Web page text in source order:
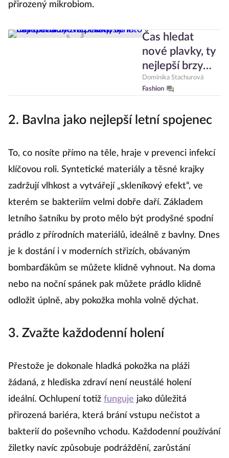
přirozený mikrobiom.
Čas hledat
nové plavky, ty
nejlepší brzy
zmizí! Letošní
léto navíc
nečekaný střih
Dominika Stachurová
Fashion
2. Bavlna jako nejlepší letní spojenec
To, co nosíte přímo na těle, hraje v prevenci infekcí
klíčovou roli. Syntetické materiály a těsné krajky
zadržují vlhkost a vytvářejí „skleníkový efekt“, ve
kterém se bakteriím velmi dobře daří. Základem
letního šatníku by proto mělo být prodyšné spodní
prádlo z přírodních materiálů, ideálně z bavlny. Dnes
je k dostání i v moderních střizích, obávaným
bombarďákům se můžete klidně vyhnout. Na doma
nebo na noční spánek pak můžete prádlo klidně
odložit úplně, aby pokožka mohla volně dýchat.
3. Zvažte každodenní holení
Přestože je dokonale hladká pokožka na pláži
žádaná, z hlediska zdraví není neustálé holení
ideální. Ochlupení totiž funguje jako důležitá
přirozená bariéra, která brání vstupu nečistot a
bakterií do poševního vchodu. Každodenní používání
žiletky navíc způsobuje podráždění, zarůstání